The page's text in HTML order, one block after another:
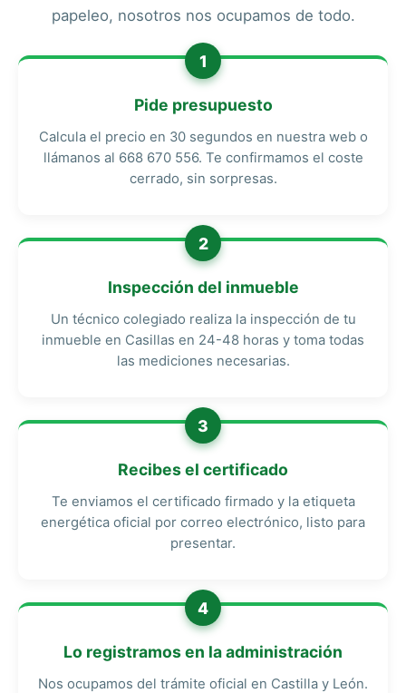
papeleo, nosotros nos ocupamos de todo.
1
Pide presupuesto
Calcula el precio en 30 segundos en nuestra web o
llámanos al 668 670 556. Te confirmamos el coste
cerrado, sin sorpresas.
2
Inspección del inmueble
Un técnico colegiado realiza la inspección de tu
inmueble en Casillas en 24-48 horas y toma todas
las mediciones necesarias.
3
Recibes el certificado
Te enviamos el certificado firmado y la etiqueta
energética oficial por correo electrónico, listo para
presentar.
4
Lo registramos en la administración
Nos ocupamos del trámite oficial en Castilla y León.